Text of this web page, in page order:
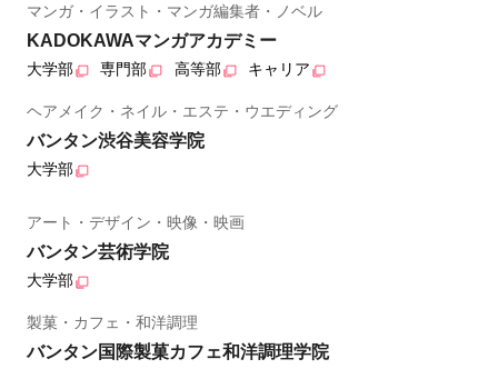
マンガ・イラスト・マンガ編集者・ノベル
KADOKAWAマンガアカデミー
大学部 専門部 高等部 キャリア
ヘアメイク・ネイル・エステ・ウエディング
バンタン渋谷美容学院
大学部
アート・デザイン・映像・映画
バンタン芸術学院
大学部
製菓・カフェ・和洋調理
バンタン国際製菓カフェ和洋調理学院